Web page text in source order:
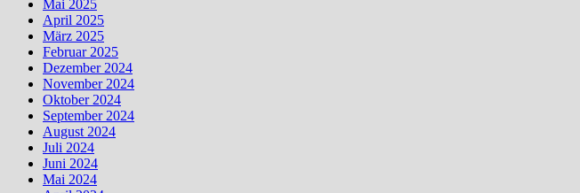
Mai 2025
April 2025
März 2025
Februar 2025
Dezember 2024
November 2024
Oktober 2024
September 2024
August 2024
Juli 2024
Juni 2024
Mai 2024